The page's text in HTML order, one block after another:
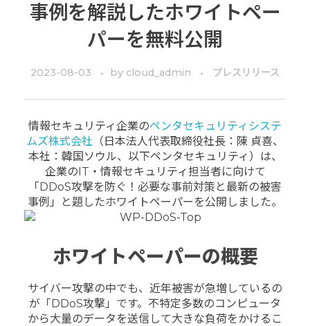
事例を解説したホワイトペー
パーを無料公開
2023-08-03 by cloud_admin プレスリリース
情報セキュリティ企業のペンタセキュリティシステ
ムズ株式会社 （日本法人代表取締役社長：陳 貞喜、
本社：韓国ソウル、以下ペンタセキュリティ）は、
企業のIT・情報セキュリティ担当者に向けて
「DDoS攻撃を防ぐ！必要な事前対策と最新の被害
事例」と題したホワイトペーパーを公開しました。
ホワイトペーパーの概要
サイバー攻撃の中でも、近年被害が急増しているの
が「DDoS攻撃」です。不特定多数のコンピュータ
から大量のデータを送信して大きな負荷をかけるこ